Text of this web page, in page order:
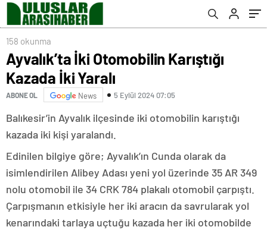
158 okunma
Ayvalık’ta İki Otomobilin Karıştığı
Kazada İki Yaralı
ABONE OL News 5 Eylül 2024 07:05
Balıkesir’in Ayvalık ilçesinde iki otomobilin karıştığı
kazada iki kişi yaralandı.
Edinilen bilgiye göre; Ayvalık’ın Cunda olarak da
isimlendirilen Alibey Adası yeni yol üzerinde 35 AR 349
nolu otomobil ile 34 CRK 784 plakalı otomobil çarpıştı.
Çarpışmanın etkisiyle her iki aracın da savrularak yol
kenarındaki tarlaya uçtuğu kazada her iki otomobilde